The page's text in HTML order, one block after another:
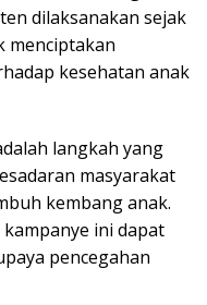
dilaksanakan sejak
menciptakan
kesehatan anak
langkah yang
masyarakat
kembang anak.
ini dapat
pencegahan